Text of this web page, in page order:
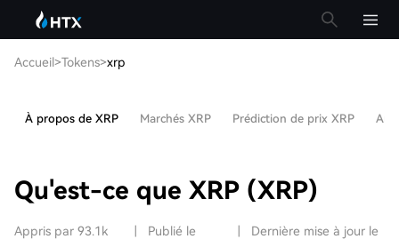
Accueil>Tokens>xrp
À propos de XRP Marchés XRP Prédiction de prix XRP
Qu'est-ce que XRP (XRP)
Appris par 93.1k
Publié le
Dernière mise à jour le